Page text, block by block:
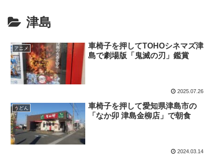
津島
アニメ
車椅子を押してTOHOシネマズ津
島で劇場版「鬼滅の刃」鑑賞
2025.07.26
うどん
車椅子を押して愛知県津島市の
「なか卯 津島金柳店」で朝食
2024.03.14